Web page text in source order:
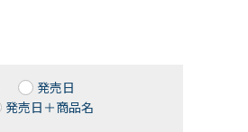
発売日
発売日＋商品名